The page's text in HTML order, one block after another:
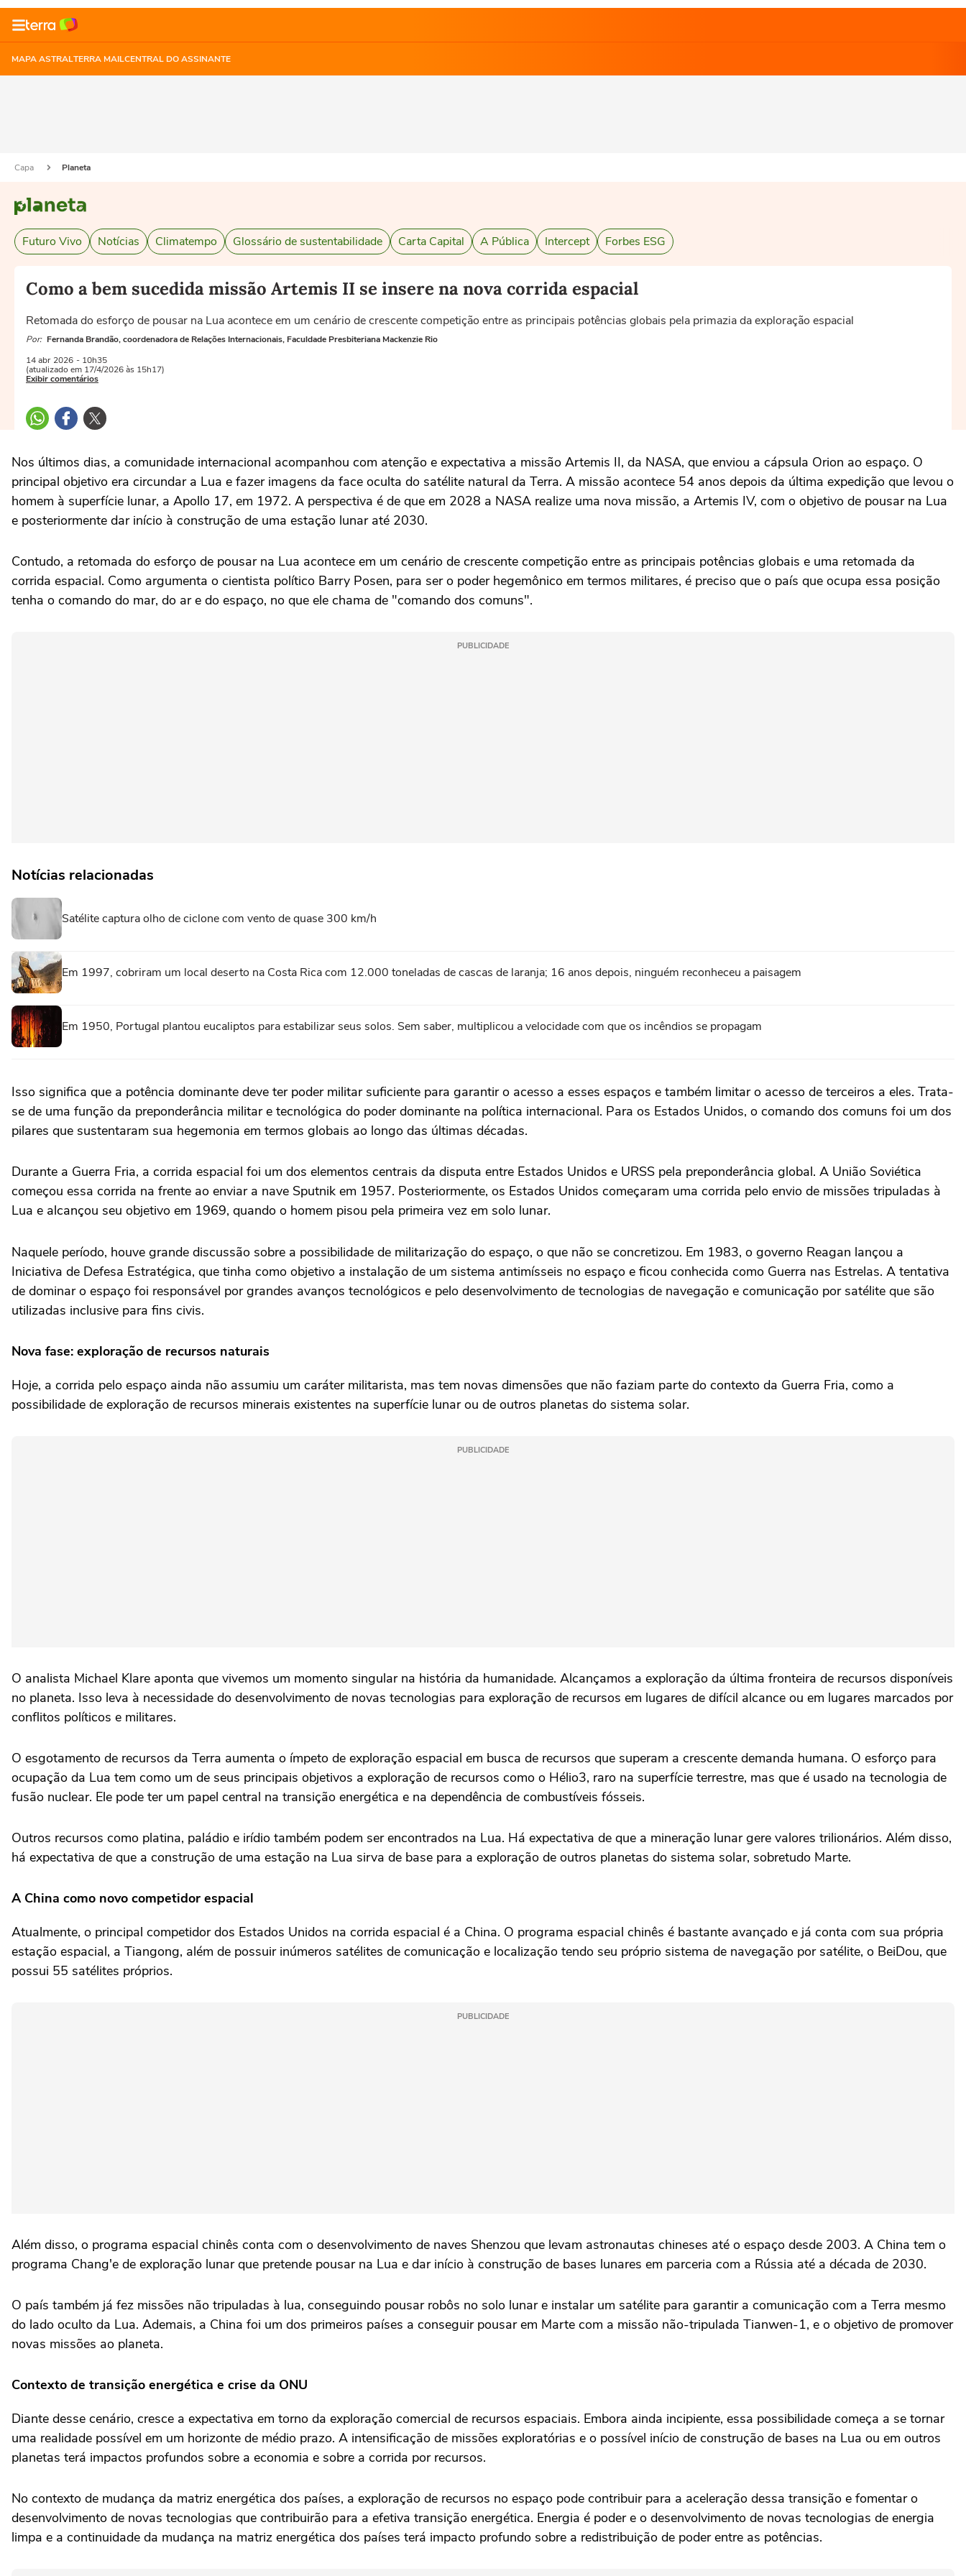
MAPA ASTRALTERRA MAILCENTRAL DO ASSINANTE
Capa Planeta
Futuro Vivo Notícias Climatempo Glossário de sustentabilidade Carta Capital A Pública Intercept Forbes ESG
Como a bem sucedida missão Artemis II se insere na nova corrida espacial
Retomada do esforço de pousar na Lua acontece em um cenário de crescente competição entre as principais potências globais pela primazia da exploração espacial
Por: Fernanda Brandão, coordenadora de Relações Internacionais, Faculdade Presbiteriana Mackenzie Rio
14 abr 2026 - 10h35
(atualizado em 17/4/2026 às 15h17)
Exibir comentários
Nos últimos dias, a comunidade internacional acompanhou com atenção e expectativa a missão Artemis II, da NASA, que enviou a cápsula Orion ao espaço. O
principal objetivo era circundar a Lua e fazer imagens da face oculta do satélite natural da Terra. A missão acontece 54 anos depois da última expedição que levou o
homem à superfície lunar, a Apollo 17, em 1972. A perspectiva é de que em 2028 a NASA realize uma nova missão, a Artemis IV, com o objetivo de pousar na Lua
e posteriormente dar início à construção de uma estação lunar até 2030.
Contudo, a retomada do esforço de pousar na Lua acontece em um cenário de crescente competição entre as principais potências globais e uma retomada da
corrida espacial. Como argumenta o cientista político Barry Posen, para ser o poder hegemônico em termos militares, é preciso que o país que ocupa essa posição
tenha o comando do mar, do ar e do espaço, no que ele chama de "comando dos comuns".
PUBLICIDADE
Notícias relacionadas
Satélite captura olho de ciclone com vento de quase 300 km/h
Em 1997, cobriram um local deserto na Costa Rica com 12.000 toneladas de cascas de laranja; 16 anos depois, ninguém reconheceu a paisagem
Em 1950, Portugal plantou eucaliptos para estabilizar seus solos. Sem saber, multiplicou a velocidade com que os incêndios se propagam
Isso significa que a potência dominante deve ter poder militar suficiente para garantir o acesso a esses espaços e também limitar o acesso de terceiros a eles. Trata-
se de uma função da preponderância militar e tecnológica do poder dominante na política internacional. Para os Estados Unidos, o comando dos comuns foi um dos
pilares que sustentaram sua hegemonia em termos globais ao longo das últimas décadas.
Durante a Guerra Fria, a corrida espacial foi um dos elementos centrais da disputa entre Estados Unidos e URSS pela preponderância global. A União Soviética
começou essa corrida na frente ao enviar a nave Sputnik em 1957. Posteriormente, os Estados Unidos começaram uma corrida pelo envio de missões tripuladas à
Lua e alcançou seu objetivo em 1969, quando o homem pisou pela primeira vez em solo lunar.
Naquele período, houve grande discussão sobre a possibilidade de militarização do espaço, o que não se concretizou. Em 1983, o governo Reagan lançou a
Iniciativa de Defesa Estratégica, que tinha como objetivo a instalação de um sistema antimísseis no espaço e ficou conhecida como Guerra nas Estrelas. A tentativa
de dominar o espaço foi responsável por grandes avanços tecnológicos e pelo desenvolvimento de tecnologias de navegação e comunicação por satélite que são
utilizadas inclusive para fins civis.
Nova fase: exploração de recursos naturais
Hoje, a corrida pelo espaço ainda não assumiu um caráter militarista, mas tem novas dimensões que não faziam parte do contexto da Guerra Fria, como a
possibilidade de exploração de recursos minerais existentes na superfície lunar ou de outros planetas do sistema solar.
PUBLICIDADE
O analista Michael Klare aponta que vivemos um momento singular na história da humanidade. Alcançamos a exploração da última fronteira de recursos disponíveis
no planeta. Isso leva à necessidade do desenvolvimento de novas tecnologias para exploração de recursos em lugares de difícil alcance ou em lugares marcados por
conflitos políticos e militares.
O esgotamento de recursos da Terra aumenta o ímpeto de exploração espacial em busca de recursos que superam a crescente demanda humana. O esforço para
ocupação da Lua tem como um de seus principais objetivos a exploração de recursos como o Hélio3, raro na superfície terrestre, mas que é usado na tecnologia de
fusão nuclear. Ele pode ter um papel central na transição energética e na dependência de combustíveis fósseis.
Outros recursos como platina, paládio e irídio também podem ser encontrados na Lua. Há expectativa de que a mineração lunar gere valores trilionários. Além disso,
há expectativa de que a construção de uma estação na Lua sirva de base para a exploração de outros planetas do sistema solar, sobretudo Marte.
A China como novo competidor espacial
Atualmente, o principal competidor dos Estados Unidos na corrida espacial é a China. O programa espacial chinês é bastante avançado e já conta com sua própria
estação espacial, a Tiangong, além de possuir inúmeros satélites de comunicação e localização tendo seu próprio sistema de navegação por satélite, o BeiDou, que
possui 55 satélites próprios.
PUBLICIDADE
Além disso, o programa espacial chinês conta com o desenvolvimento de naves Shenzou que levam astronautas chineses até o espaço desde 2003. A China tem o
programa Chang'e de exploração lunar que pretende pousar na Lua e dar início à construção de bases lunares em parceria com a Rússia até a década de 2030.
O país também já fez missões não tripuladas à lua, conseguindo pousar robôs no solo lunar e instalar um satélite para garantir a comunicação com a Terra mesmo
do lado oculto da Lua. Ademais, a China foi um dos primeiros países a conseguir pousar em Marte com a missão não-tripulada Tianwen-1, e o objetivo de promover
novas missões ao planeta.
Contexto de transição energética e crise da ONU
Diante desse cenário, cresce a expectativa em torno da exploração comercial de recursos espaciais. Embora ainda incipiente, essa possibilidade começa a se tornar
uma realidade possível em um horizonte de médio prazo. A intensificação de missões exploratórias e o possível início de construção de bases na Lua ou em outros
planetas terá impactos profundos sobre a economia e sobre a corrida por recursos.
No contexto de mudança da matriz energética dos países, a exploração de recursos no espaço pode contribuir para a aceleração dessa transição e fomentar o
desenvolvimento de novas tecnologias que contribuirão para a efetiva transição energética. Energia é poder e o desenvolvimento de novas tecnologias de energia
limpa e a continuidade da mudança na matriz energética dos países terá impacto profundo sobre a redistribuição de poder entre as potências.